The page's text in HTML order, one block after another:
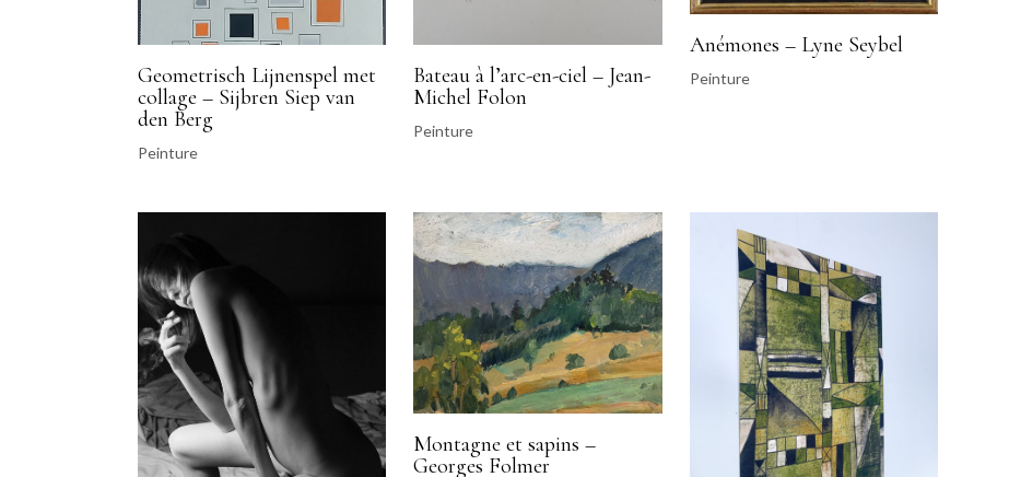
Geometrisch Lijnenspel met
collage – Sijbren Siep van
den Berg
Peinture
Bateau à l’arc-en-ciel – Jean-
Michel Folon
Peinture
Anémones – Lyne Seybel
Peinture
Montagne et sapins –
Georges Folmer